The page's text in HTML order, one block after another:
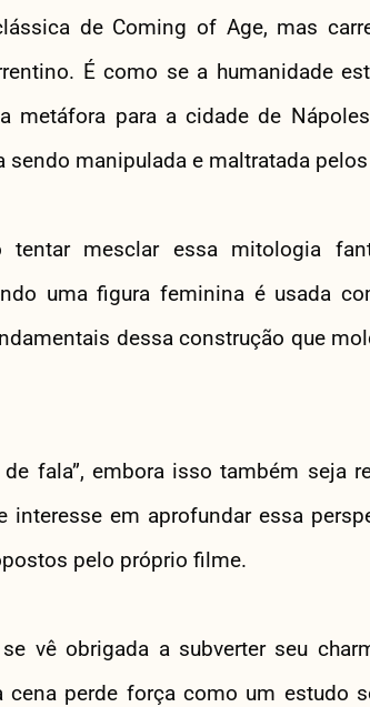
de Coming of Age, mas
É como se a humanidade
metáfora para a cidade de
sendo manipulada e maltratada
mesclar essa mitologia
uma figura feminina é usada
dessa construção que
fala”, embora isso também seja
interesse em aprofundar essa
pelo próprio filme.
vê obrigada a subverter seu
perde força como um estudo